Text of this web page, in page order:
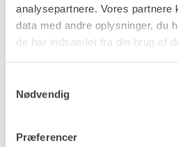
analysepartnere. Vores partnere
data med andre oplysninger, du
de har indsamlet fra din brug af
Nødvendig
Præferencer
af professionelle støtter, der
stabilitet og sikkerhed på
opstilling af elementer. De
belastninger.